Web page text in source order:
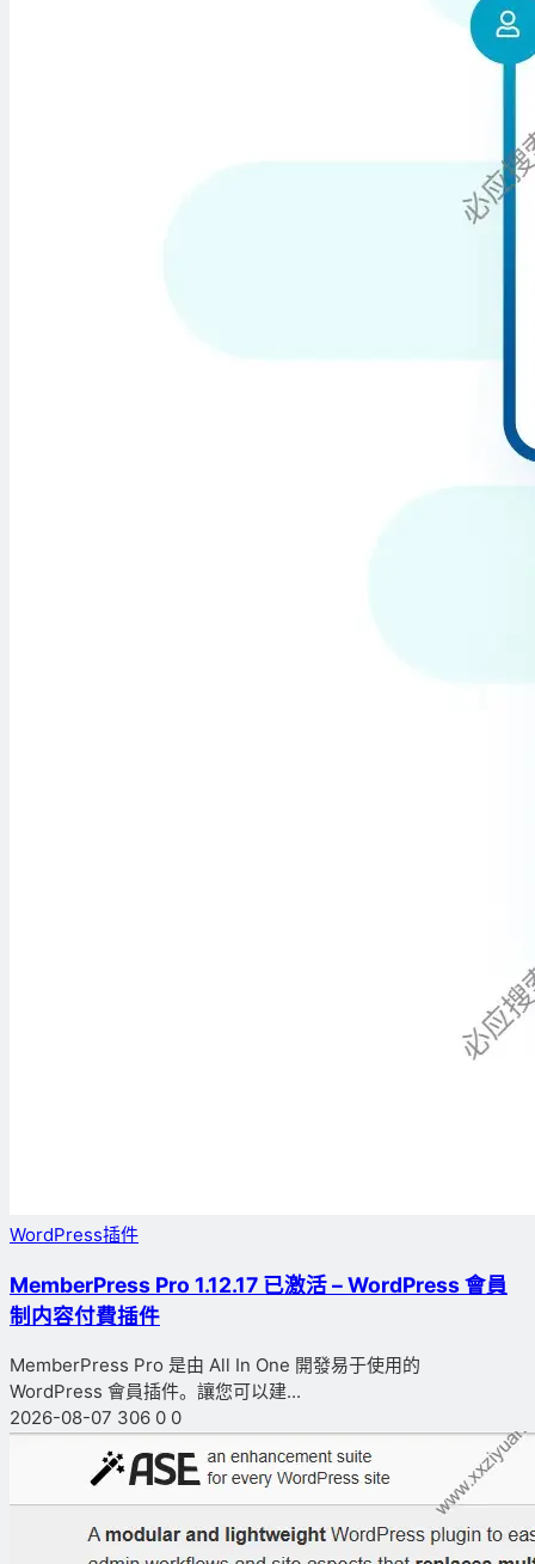
WordPress插件
MemberPress Pro 1.12.17 已激活 – WordPress 會員
制内容付費插件
MemberPress Pro 是由 All In One 開發易于使用的
WordPress 會員插件。讓您可以建...
2026-08-07 306 0 0